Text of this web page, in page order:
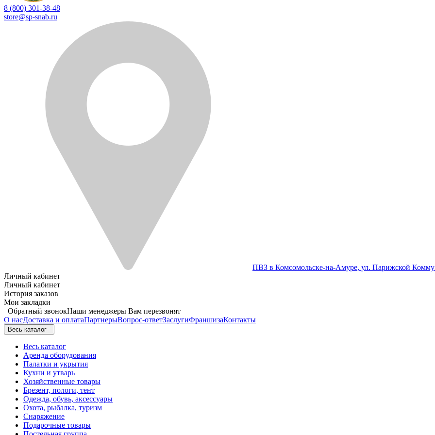
8 (800) 301-38-48
store@sp-snab.ru
ПВЗ в Комсомольске-на-Амуре, ул. Парижской
Личный кабинет
Личный кабинет
История заказов
Мои закладки
Обратный звонокНаши менеджеры Вам перезвонят
О насДоставка и оплатаПартнерыВопрос-ответЗаслугиФраншизаКонтакты
Весь каталог
Весь каталог
Аренда оборудования
Палатки и укрытия
Кухни и утварь
Хозяйственные товары
Брезент, пологи, тент
Одежда, обувь, аксессуары
Охота, рыбалка, туризм
Снаряжение
Подарочные товары